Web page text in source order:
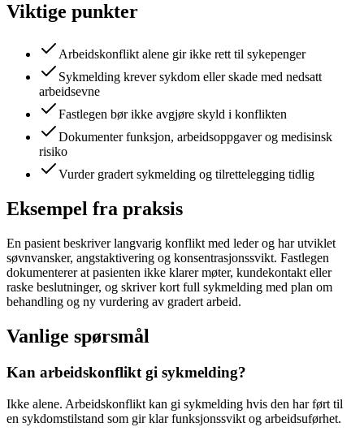
Viktige punkter
Arbeidskonflikt alene gir ikke rett til sykepenger
Sykmelding krever sykdom eller skade med nedsatt
arbeidsevne
Fastlegen bør ikke avgjøre skyld i konflikten
Dokumenter funksjon, arbeidsoppgaver og medisinsk
risiko
Vurder gradert sykmelding og tilrettelegging tidlig
Eksempel fra praksis
En pasient beskriver langvarig konflikt med leder og har utviklet
søvnvansker, angstaktivering og konsentrasjonssvikt. Fastlegen
dokumenterer at pasienten ikke klarer møter, kundekontakt eller
raske beslutninger, og skriver kort full sykmelding med plan om
behandling og ny vurdering av gradert arbeid.
Vanlige spørsmål
Kan arbeidskonflikt gi sykmelding?
Ikke alene. Arbeidskonflikt kan gi sykmelding hvis den har ført til
en sykdomstilstand som gir klar funksjonssvikt og arbeidsuførhet.